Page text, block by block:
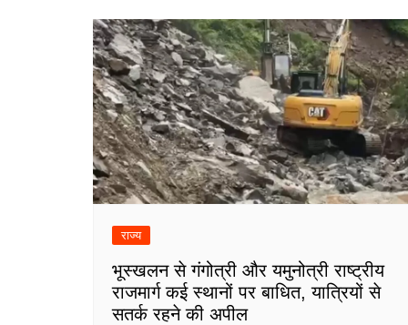
राज्य
भूस्खलन से गंगोत्री और यमुनोत्री राष्ट्रीय
राजमार्ग कई स्थानों पर बाधित, यात्रियों से
सतर्क रहने की अपील